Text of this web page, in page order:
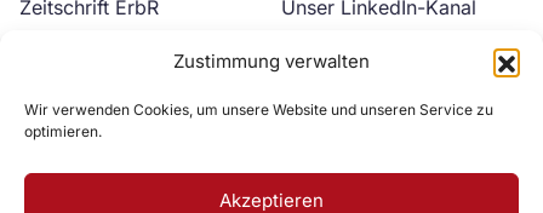
Zustimmung verwalten
Wir verwenden Cookies, um unsere Website und unseren Service zu
optimieren.
Akzeptieren
Zeitschrift ErbR
Unser LinkedIn-Kanal
Unser YouTube-Kanal